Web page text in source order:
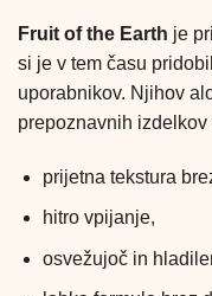
Fruit of the Earth je
si je v tem času
uporabnikov. Njihov
prepoznavnih
prijetna tekstura
hitro vpijanje,
osvežujoč in